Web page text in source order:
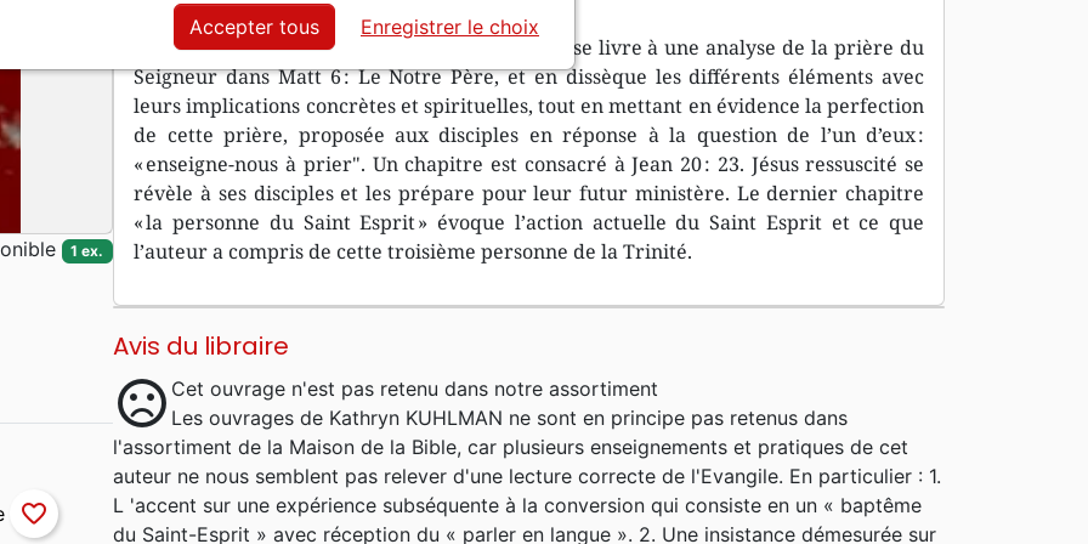
Dans un style simple et facile d’accès, l’auteur se livre à une analyse de la prière du
Seigneur dans Matt 6 : Le Notre Père, et en dissèque les différents éléments avec
leurs implications concrètes et spirituelles, tout en mettant en évidence la perfection
de cette prière, proposée aux disciples en réponse à la question de l’un d’eux :
« enseigne-nous à prier". Un chapitre est consacré à Jean 20 : 23. Jésus ressuscité se
révèle à ses disciples et les prépare pour leur futur ministère. Le dernier chapitre
« la personne du Saint Esprit » évoque l’action actuelle du Saint Esprit et ce que
l’auteur a compris de cette troisième personne de la Trinité.
Avis du libraire
sentiment_dissatisfied Cet ouvrage n'est pas retenu dans notre assortiment
Les ouvrages de Kathryn KUHLMAN ne sont en principe pas retenus dans
l'assortiment de la Maison de la Bible, car plusieurs enseignements et pratiques de cet
auteur ne nous semblent pas relever d'une lecture correcte de l'Evangile. En particulier : 1.
L 'accent sur une expérience subséquente à la conversion qui consiste en un « baptême
du Saint-Esprit » avec réception du « parler en langue ». 2. Une insistance démesurée sur
1 ex.
favorite_border
Accepter tous Enregistrer le choix